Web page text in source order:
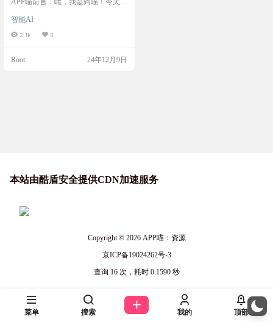
以通过筛选性别、年龄和种
族来找到合适的头像，所有
注来源
APP喵前言：嘿，我是阿喵！今天给
ooks。这是一个AI生成的免费个人
头像图库，特别适合UI/UX设计师、
下载后用于任何项目，无论是设计
智能AI
2.1k 0
Root 24年12月9日
本站由酷盾安全提供CDN加速服务
Copyright © 2026APP喵：资源
京ICP备19024262号-3
查询 16 次，耗时 0.1590 秒
菜单 搜索 我的 顶部